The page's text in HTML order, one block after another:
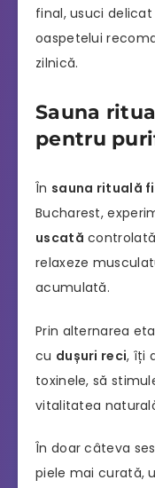
final, usuci
oaspetelui
zilnică.
Sauna
pentru
În sauna rituală
Bucharest,
uscată
relaxeze
acumulată.
Prin alternarea
cu dușuri reci, îți
toxinele, să
vitalitatea
În doar câteva
piele mai curată,